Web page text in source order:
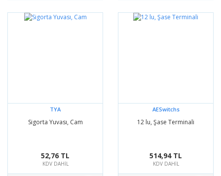
TYA
Sigorta Yuvası, Cam
52,76 TL
KDV DAHİL
AESwitchs
12 lu, Şase Terminali
514,94 TL
KDV DAHİL